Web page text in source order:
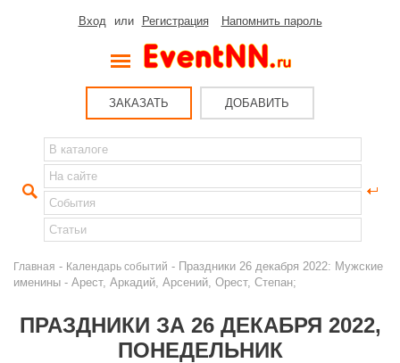
Вход или Регистрация Напомнить пароль
ЗАКАЗАТЬ ДОБАВИТЬ
Главная - Календарь событий - Праздники 26 декабря 2022: Мужские
именины - Арест, Аркадий, Арсений, Орест, Степан;
ПРАЗДНИКИ ЗА 26 ДЕКАБРЯ 2022,
ПОНЕДЕЛЬНИК